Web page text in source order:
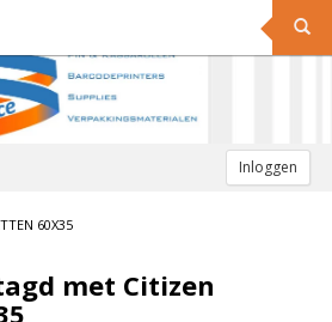
Inloggen
60X35
met Citizen